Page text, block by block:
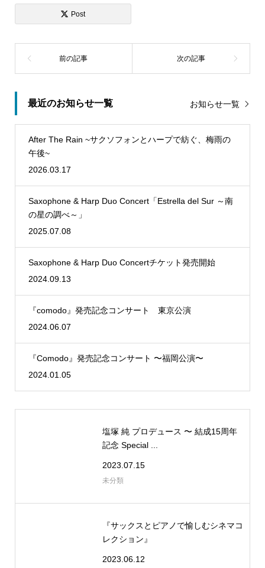
Post
最近のお知らせ一覧 お知らせ一覧
After The Rain ~サクソフォンとハープで紡ぐ、梅雨の
午後~
2026.03.17
Saxophone & Harp Duo Concert「Estrella del Sur ～南
の星の調べ～」
2025.07.08
Saxophone & Harp Duo Concertチケット発売開始
2024.09.13
『comodo』発売記念コンサート 東京公演
2024.06.07
『Comodo』発売記念コンサート 〜福岡公演〜
2024.01.05
塩塚 純 プロデュース 〜 結成15周年
記念 Special ...
2023.07.15
未分類
『サックスとピアノで愉しむシネマコ
レクション』
2023.06.12